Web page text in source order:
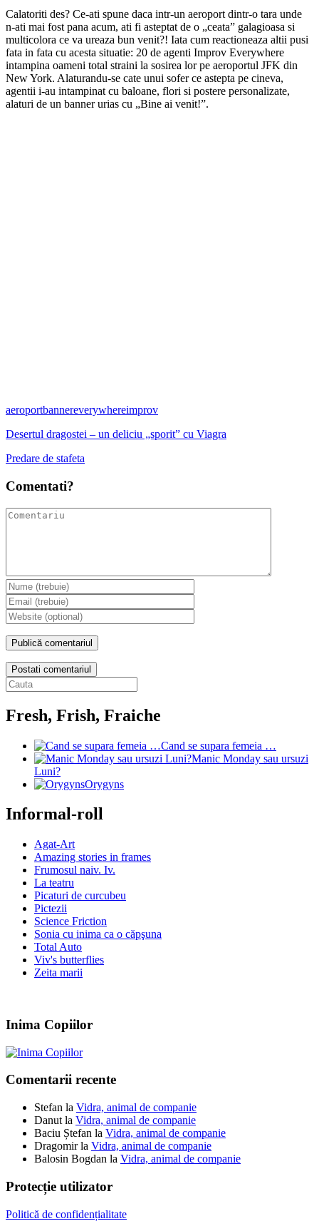
Calatoriti des? Ce-ati spune daca intr-un aeroport dintr-o tara unde
n-ati mai fost pana acum, ati fi asteptat de o „ceata” galagioasa si
multicolora ce va ureaza bun venit?! Iata cum reactioneaza altii pusi
fata in fata cu acesta situatie: 20 de agenti Improv Everywhere
intampina oameni total straini la sosirea lor pe aeroportul JFK din
New York. Alaturandu-se cate unui sofer ce astepta pe cineva,
agentii i-au intampinat cu baloane, flori si postere personalizate,
alaturi de un banner urias cu „Bine ai venit!”.
aeroportbannereverywhereimprov
Desertul dragostei – un deliciu „sporit” cu Viagra
Predare de stafeta
Comentati?
Postati comentariul
Fresh, Frish, Fraiche
Cand se supara femeia …
Manic Monday sau ursuzi
Luni?
Orygyns
Informal-roll
Agat-Art
Amazing stories in frames
Frumosul naiv. Iv.
La teatru
Picaturi de curcubeu
Pictezii
Science Friction
Sonia cu inima ca o căpşuna
Total Auto
Viv's butterflies
Zeita marii
Inima Copiilor
Comentarii recente
Stefan la Vidra, animal de companie
Danut la Vidra, animal de companie
Baciu Ștefan la Vidra, animal de companie
Dragomirla Vidra, animal de companie
Balosin Bogdan la Vidra, animal de companie
Protecție utilizator
Politică de confidențialitate